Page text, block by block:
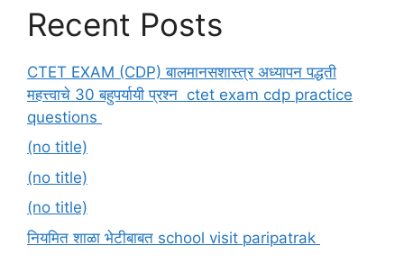
Recent Posts
CTET EXAM (CDP) बालमानसशास्त्र अध्यापन पद्धती
महत्त्वाचे 30 बहुपर्यायी प्रश्न ctet exam cdp practice
questions
(no title)
(no title)
(no title)
नियमित शाळा भेटीबाबत school visit paripatrak